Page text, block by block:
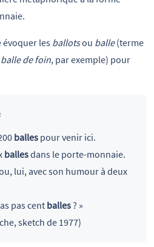
lesballotsou balle(terme
balle de foin, par exemple) pour
ballespour venir ici.
ballesdans le porte-monnaie.
lui, avec son humour à deux
pas cent balles? »
sketch de 1977)